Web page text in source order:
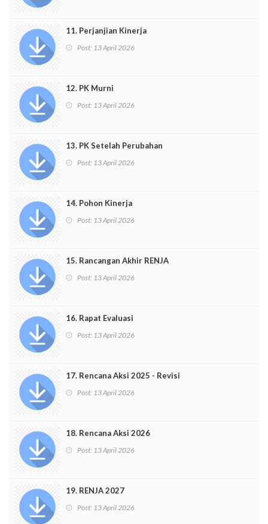
11. Perjanjian Kinerja
Post: 13 April 2026
12. PK Murni
Post: 13 April 2026
13. PK Setelah Perubahan
Post: 13 April 2026
14. Pohon Kinerja
Post: 13 April 2026
15. Rancangan Akhir RENJA
Post: 13 April 2026
16. Rapat Evaluasi
Post: 13 April 2026
17. Rencana Aksi 2025 - Revisi
Post: 13 April 2026
18. Rencana Aksi 2026
Post: 13 April 2026
19. RENJA 2027
Post: 13 April 2026